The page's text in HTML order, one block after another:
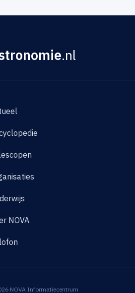
.nl
NOVA
NOVA Informatiecentrum